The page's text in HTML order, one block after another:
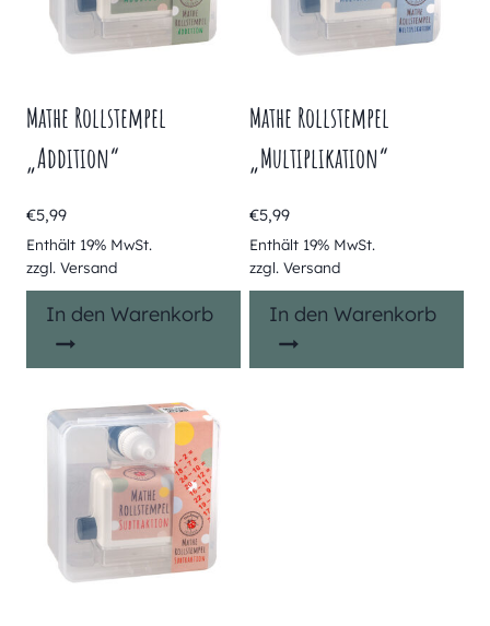
Mathe Rollstempel
„Addition“
€5,99
Enthält 19% MwSt.
zzgl. Versand
In den Warenkorb
Mathe Rollstempel
„Multiplikation“
€5,99
Enthält 19% MwSt.
zzgl. Versand
In den Warenkorb